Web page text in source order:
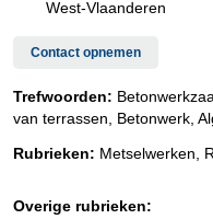
West-Vlaanderen
Contact opnemen
Trefwoorden:
van terrassen, Betonwerk,
Rubrieken: Metselwerken
Overige rubrieken: